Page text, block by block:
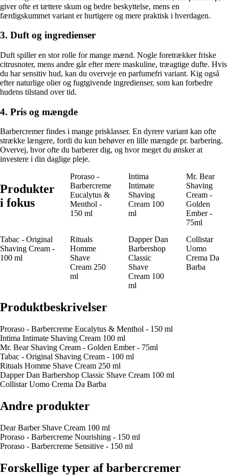
giver ofte et tættere skum og bedre beskyttelse, mens en
færdigskummet variant er hurtigere og mere praktisk i hverdagen.
3. Duft og ingredienser
Duft spiller en stor rolle for mange mænd. Nogle foretrækker friske
citrusnoter, mens andre går efter mere maskuline, træagtige dufte. Hvis
du har sensitiv hud, kan du overveje en parfumefri variant. Kig også
efter naturlige olier og fugtgivende ingredienser, som kan forbedre
hudens tilstand over tid.
4. Pris og mængde
Barbercremer findes i mange prisklasser. En dyrere variant kan ofte
strække længere, fordi du kun behøver en lille mængde pr. barbering.
Overvej, hvor ofte du barberer dig, og hvor meget du ønsker at
investere i din daglige pleje.
Produkter
i fokus
Proraso -
Barbercreme
Eucalytus &
Menthol -
150 ml
Intima
Intimate
Shaving
Cream 100
ml
Mr. Bear
Shaving
Cream -
Golden
Ember -
75ml
Tabac - Original
Shaving Cream -
100 ml
Rituals
Homme
Shave
Cream 250
ml
Dapper Dan
Barbershop
Classic
Shave
Cream 100
ml
Collistar
Uomo
Crema Da
Barba
Produktbeskrivelser
Proraso - Barbercreme Eucalytus & Menthol - 150 ml
Intima Intimate Shaving Cream 100 ml
Mr. Bear Shaving Cream - Golden Ember - 75ml
Tabac - Original Shaving Cream - 100 ml
Rituals Homme Shave Cream 250 ml
Dapper Dan Barbershop Classic Shave Cream 100 ml
Collistar Uomo Crema Da Barba
Andre produkter
Dear Barber Shave Cream 100 ml
Proraso - Barbercreme Nourishing - 150 ml
Proraso - Barbercreme Sensitive - 150 ml
Forskellige typer af barbercremer